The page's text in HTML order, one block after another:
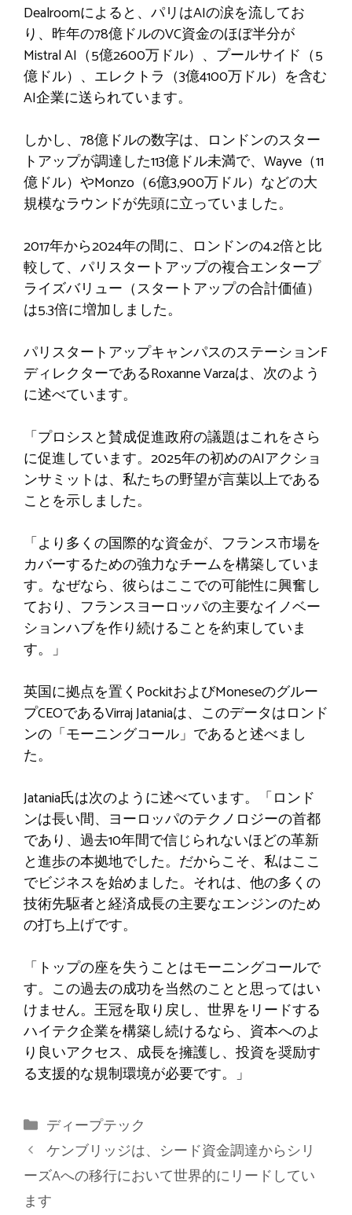
Dealroomによると、パリはAIの涙を流してお
り、昨年の78億ドルのVC資金のほぼ半分が
Mistral AI（5億2600万ドル）、プールサイド（5
億ドル）、エレクトラ（3億4100万ドル）を含む
AI企業に送られています。
しかし、78億ドルの数字は、ロンドンのスター
トアップが調達した113億ドル未満で、Wayve（11
億ドル）やMonzo（6億3,900万ドル）などの大
規模なラウンドが先頭に立っていました。
2017年から2024年の間に、ロンドンの4.2倍と比
較して、パリスタートアップの複合エンタープ
ライズバリュー（スタートアップの合計価値）
は5.3倍に増加しました。
パリスタートアップキャンパスのステーションF
ディレクターであるRoxanne Varzaは、次のよう
に述べています。
「プロシスと賛成促進政府の議題はこれをさら
に促進しています。2025年の初めのAIアクショ
ンサミットは、私たちの野望が言葉以上である
ことを示しました。
「より多くの国際的な資金が、フランス市場を
カバーするための強力なチームを構築していま
す。なぜなら、彼らはここでの可能性に興奮し
ており、フランスヨーロッパの主要なイノベー
ションハブを作り続けることを約束していま
す。」
英国に拠点を置くPockitおよびMoneseのグルー
プCEOであるVirraj Jataniaは、このデータはロンド
ンの「モーニングコール」であると述べまし
た。
Jatania氏は次のように述べています。「ロンド
ンは長い間、ヨーロッパのテクノロジーの首都
であり、過去10年間で信じられないほどの革新
と進歩の本拠地でした。だからこそ、私はここ
でビジネスを始めました。それは、他の多くの
技術先駆者と経済成長の主要なエンジンのため
の打ち上げです。
「トップの座を失うことはモーニングコールで
す。この過去の成功を当然のことと思ってはい
けません。王冠を取り戻し、世界をリードする
ハイテク企業を構築し続けるなら、資本へのよ
り良いアクセス、成長を擁護し、投資を奨励す
る支援的な規制環境が必要です。」
カ
テ
ゴ
リ
ー
ディープテック
ケンブリッジは、シード資金調達からシリ
ーズAへの移行において世界的にリードしてい
ます